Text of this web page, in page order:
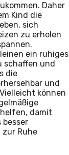
Daher
Kind die
sich
zu erholen
ein ruhiges
schaffen und
die
und
können
damit
besser
Ruhe